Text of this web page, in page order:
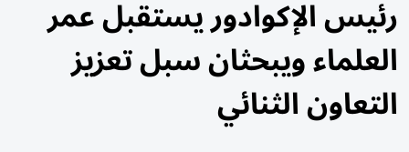
رئيس الإكوادور يستقبل عمر
العلماء ويبحثان سبل تعزيز
التعاون الثنائي